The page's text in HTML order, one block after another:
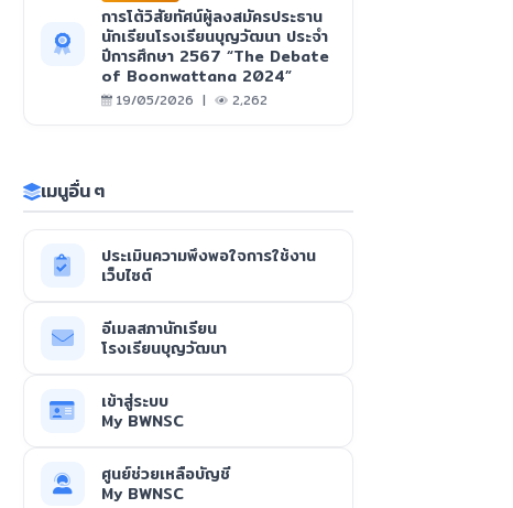
การโต้วิสัยทัศน์ผู้ลงสมัครประธาน
นักเรียนโรงเรียนบุญวัฒนา ประจำ
ปีการศึกษา 2567 “The Debate
of Boonwattana 2024”
19/05/2026 | 2,262
เมนูอื่น ๆ
ประเมินความพึงพอใจการใช้งาน
เว็บไซต์
อีเมลสภานักเรียน
โรงเรียนบุญวัฒนา
เข้าสู่ระบบ
My BWNSC
ศูนย์ช่วยเหลือบัญชี
My BWNSC